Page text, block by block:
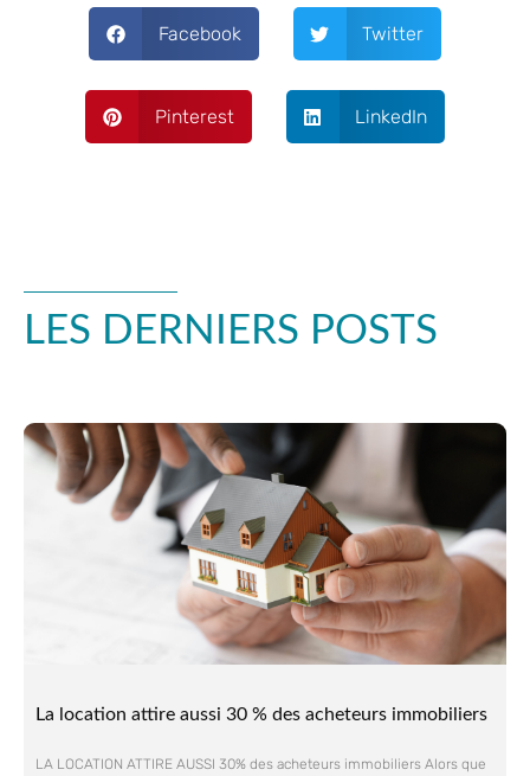
Facebook Twitter
Pinterest LinkedIn
LES DERNIERS POSTS
La location attire aussi 30 % des acheteurs immobiliers
LA LOCATION ATTIRE AUSSI 30% des acheteurs immobiliers Alors que